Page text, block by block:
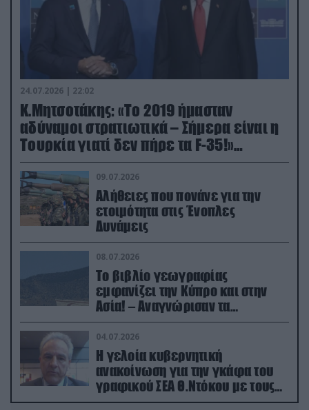
24.07.2026 | 22:02
Κ.Μητσοτάκης: «Το 2019 ήμασταν
αδύναμοι στρατιωτικά – Σήμερα είναι η
Τουρκία γιατί δεν πήρε τα F-35!»
(βίντεο)
09.07.2026
Αλήθειες που πονάνε για την
ετοιμότητα στις Ένοπλες
Δυνάμεις
08.07.2026
Το βιβλίο γεωγραφίας
εμφανίζει την Κύπρο και στην
Ασία! – Αναγνώρισαν τα
κατεχόμενα; (φωτο)
04.07.2026
Η γελοία κυβερνητική
ανακοίνωση για την γκάφα του
γραφικού ΣΕΑ Θ.Ντόκου με τους
Ρώσους φαρσέρ